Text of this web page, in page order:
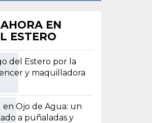
EN
ESTERO
del Estero por la
y maquilladora
en Ojo de Agua: un
a puñaladas y